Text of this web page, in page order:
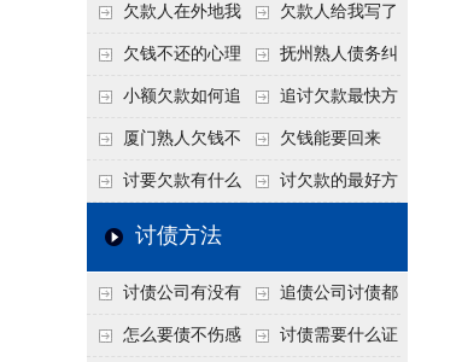
施压，立马主动结清 死账变活
欠款人在外地我
在本地该怎么委托？
异地追款的委托流程
欠款人给我写了
还款计划书有用吗？
书面承诺的法律效力
欠钱不还的心理
是什么？读懂欠款人
的心态催收事半功倍
抚州熟人债务纠
纷咋办？这一招好开
口
小额欠款如何追
讨
追讨欠款最快方
法是什么？
厦门熟人欠钱不
还？2026年合法秘
欠钱能要回来
吗？
讨要欠款有什么
好办法
讨欠款的最好方
讨债方法
讨债公司有没有
行业协会？正规机构
追债公司讨债都
有哪些手段
怎么要债不伤感 讨债需要什么证